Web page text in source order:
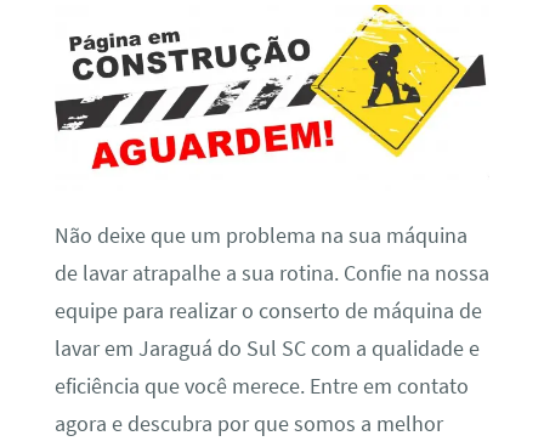
Não deixe que um problema na sua máquina
de lavar atrapalhe a sua rotina. Confie na nossa
equipe para realizar o conserto de máquina de
lavar em Jaraguá do Sul SC com a qualidade e
eficiência que você merece. Entre em contato
agora e descubra por que somos a melhor